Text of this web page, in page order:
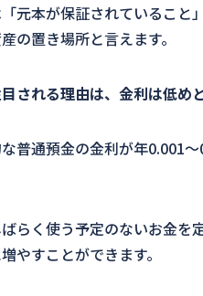
元本が保証されていること
の置き場所と言えます。
される理由は、金利は低め
普通預金の金利が年0.001
らく使う予定のないお金を
やすことができます。